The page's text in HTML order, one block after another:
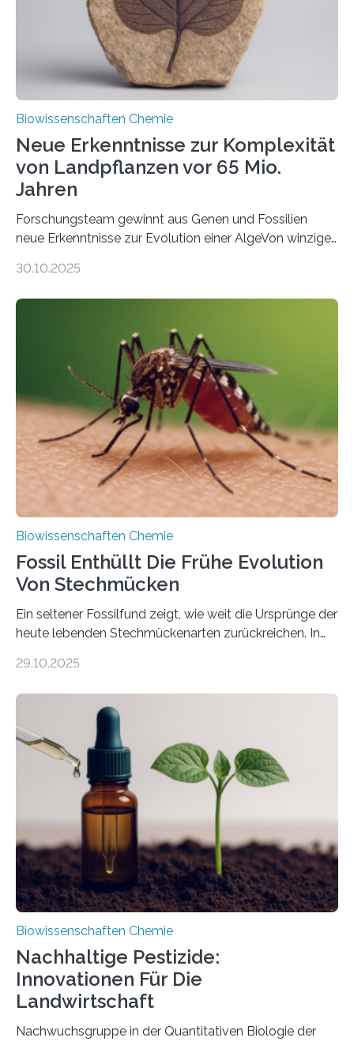
Studie wurde am 28. Oktober 2025 in der
Fachzeitschrift…
Biowissenschaften Chemie
Neue Erkenntnisse zur Komplexität
von Landpflanzen vor 65 Mio.
Jahren
Forschungsteam gewinnt aus Genen und Fossilien
neue Erkenntnisse zur Evolution einer AlgeVon winzigen
Landpflanzen zählen zu den komplexesten
Grünalgen, die vor Hunderten von Millionen Jahren
lebten. Unter den Vorfahren sticht eine Gruppe heraus,
die noch heute in der Natur vorkommt: die
Süßwasseralge Coleochaetophyceae. Einige Arten
dieser Gruppe bilden aus Zellfäden dichte Geflechte
mit scheibenförmiger Gestalt. Was auffällig ist: Die
nächsten…
30.10.2025
Biowissenschaften Chemie
Fossil Enthüllt Die Frühe Evolution
Von Stechmücken
Ein seltener Fossilfund zeigt, wie weit die Ursprünge der
heute lebenden Stechmückenarten zurückreichen. In
Forschende die bisher älteste bekannte Stechmücken-
Region Kachin in Myanmar und hat sich in
ausgezeichnetem Zustand erhalten. Es konnte als neue
Art einer neuen Gattung beschrieben werden und trägt
nun den Namen Cretosabethes primaevus. Dieser erste
fossile Nachweis einer Stechmückenlarve in Bernstein
stellt gleichzeitig den ersten Fossilfund einer
Mückenlarve aus dem Mesozoikum dar, denn…
29.10.2025
Biowissenschaften Chemie
Nachhaltige Pestizide:
Innovationen Für Die
Landwirtschaft
Nachwuchsgruppe in der Quantitativen Biologie der